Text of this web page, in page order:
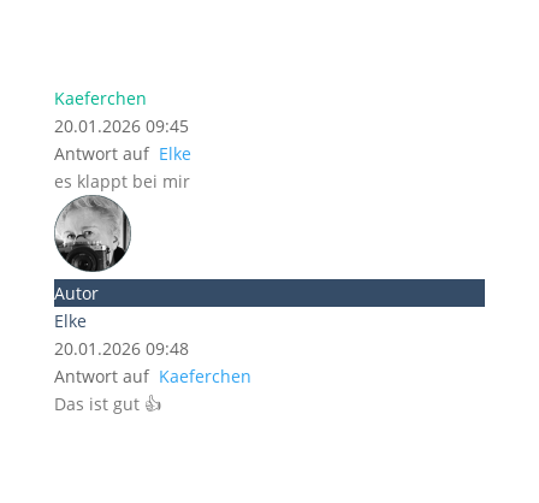
Kaeferchen
20.01.2026 09:45
Antwort auf Elke
es klappt bei mir
Autor
Elke
20.01.2026 09:48
Antwort auf Kaeferchen
Das ist gut 👍